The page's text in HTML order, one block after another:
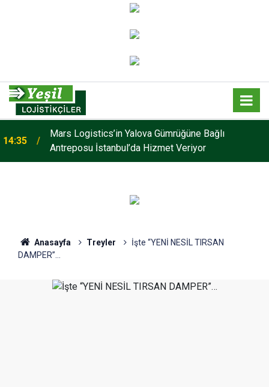
14:35
Mars Logistics’in Yalova Gümrüğüne Bağlı
Antreposu İstanbul’da Hizmet Veriyor
Anasayfa Treyler
İşte “YENİ NESİL TIRSAN
DAMPER”…